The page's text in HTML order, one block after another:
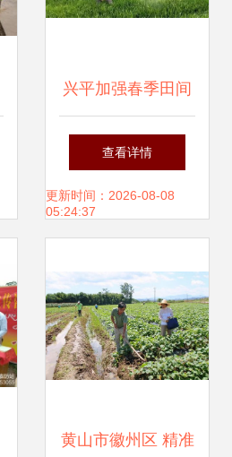
兴平加强春季田间
管理确保夏粮丰产
丰收
查看详情
更新时间：2026-08-08
05:24:37
黄山市徽州区 精准